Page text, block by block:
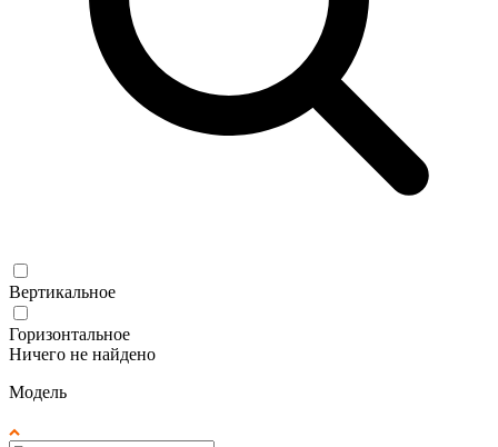
Вертикальное
Горизонтальное
Ничего не найдено
Модель